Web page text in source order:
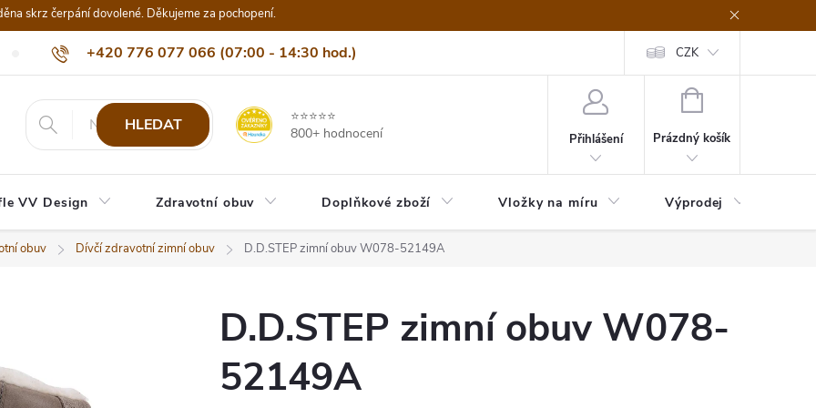
skrz čerpání dovolené. Děkujeme za pochopení.
+420 776 077 066 (07:00 - 14:30 hod.)
info@eshop-vvdesign.cz
Nejčastější dotazy Naši odběratelé Doprava a platba Vrácení, výměna nebo
CZK
HLEDAT
⭐⭐⭐⭐⭐
800+ hodnocení
Přihlášení
NÁKUPNÍ
Prázdný košík
VV Design Zdravotní obuv Doplňkové zboží Vložky na míru Výprodej
obuv Dívčí zdravotní zimní obuv D.D.STEP zimní obuv W078-52149A
D.D.STEP zimní obuv W078-
52149A